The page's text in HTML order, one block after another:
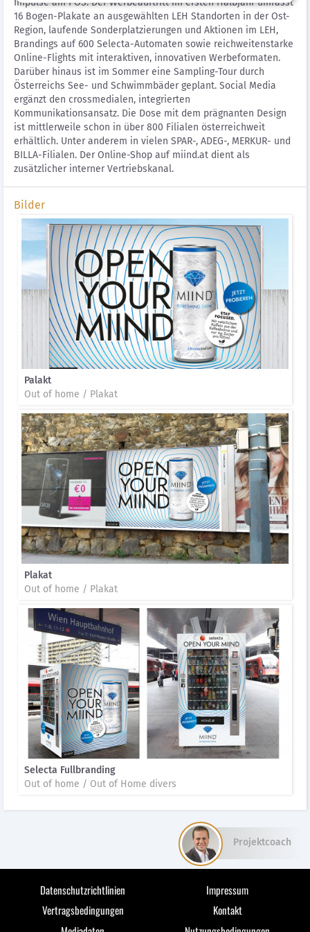
Impulse am POS. Der Werbeauftritt im ersten Halbjahr umfasst
16 Bogen-Plakate an ausgewählten LEH Standorten in der Ost-
Region, laufende Sonderplatzierungen und Aktionen im LEH,
Brandings auf 600 Selecta-Automaten sowie reichweitenstarke
Online-Flights mit interaktiven, innovativen Werbeformaten.
Darüber hinaus ist im Sommer eine Sampling-Tour durch
Österreichs See- und Schwimmbäder geplant. Social Media
ergänzt den crossmedialen, integrierten
Kommunikationsansatz. Die Dose mit dem prägnanten Design
ist mittlerweile schon in über 800 Filialen österreichweit
erhältlich. Unter anderem in vielen SPAR-, ADEG-, MERKUR- und
BILLA-Filialen. Der Online-Shop auf miind.at dient als
zusätzlicher interner Vertriebskanal.
Bilder
Palakt
Out of home / Plakat
Plakat
Out of home / Plakat
Selecta Fullbranding
Out of home / Out of Home divers
Datenschutzrichtlinien
Impressum
Vertragsbedingungen
Kontakt
Projektcoach